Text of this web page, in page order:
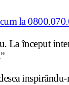
La început